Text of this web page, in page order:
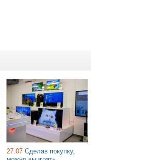
27.07 Сделав покупку,